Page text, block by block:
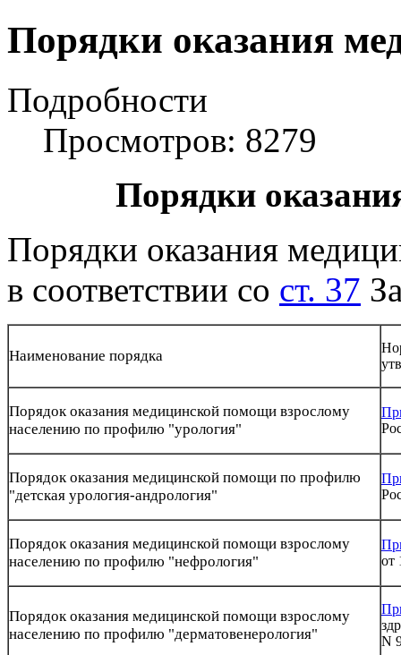
Порядки оказания
Подробности
Просмотров: 8279
Порядки
Порядки оказания
в соответствии со ст. 37
Наименование порядка
Порядок оказания медицинской помощи взрослому
населению по профилю "урология"
Порядок оказания медицинской помощи по профилю
"детская урология-андрология"
Порядок оказания медицинской помощи взрослому
населению по профилю "нефрология"
от
Порядок оказания медицинской помощи взрослому
населению по профилю "дерматовенерология"
N